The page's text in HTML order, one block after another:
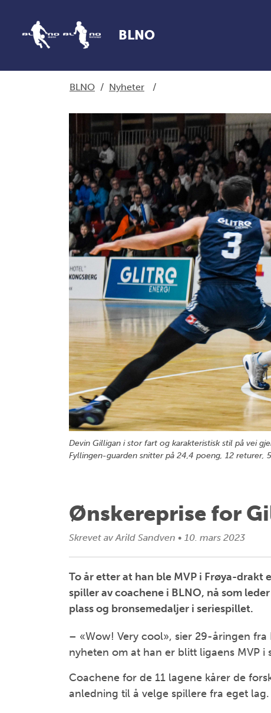
BLNO
BLNO / Nyheter /
Devin Gilligan i stor fart og karakteristisk stil på vei
Fyllingen-guarden snitter på 24,4 poeng, 12 returer,
Ønskereprise for
Skrevet av Arild Sandven • 10. mars 2023
To år etter at han ble MVP i Frøya-
spiller av coachene i BLNO, nå som
plass og bronsemedaljer i seriespillet.
– «Wow! Very cool», sier 29-åringen
nyheten om at han er blitt ligaens MVP i
Coachene for de 11 lagene kårer de
anledning til å velge spillere fra eget lag.